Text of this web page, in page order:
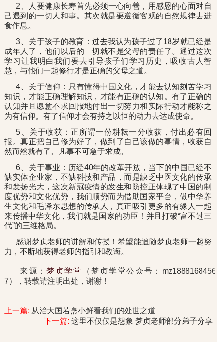
2、人要健康长寿首先必须一心向善，用感恩的心面对自
己遇到的一切人和事。其次就是要遵循客观的自然规律去进
食作息。
3、关于孩子的教育：过去我认为孩子过了18岁就已经是
成年人了，他们以后的一切就不是父母的责任了。通过这次
学习让我明白我们要去引导孩子们学习历史，吸收古人智
慧，与他们一起修行才是正确的父母之道。
4、关于信仰：只有懂得中国文化，才能去认知刻苦学习
知识，才能正确理解知识，才能有正确的认知。有了正确的
认知并且愿意不求回报地付出一切努力和实际行动才能称之
为有信仰。有了信仰才会有持之以恒的动力去达成使命。
5、关于收获：正所谓一份耕耘一分收获，付出必有回
报。真正把自己修为好了，做到了自己该做的事情，收获自
然而然就有了。凡事不可急于求成。
6、关于事业：历经40年的改革开放，当下的中国已经不
缺实体企业家，不缺科技和产品，而是缺乏中医文化的传承
和发扬光大，这次新冠疫情的发生和防控正体现了中国的制
度优势和文化优势，我们顺势而为借助国家平台，做中华养
生文化和毛泽东思想的传承人，真正吸引更多的有缘人一起
来传播中华文化，我们就是国家的功臣！并且打破“富不过三
代”的三维格局。
感谢梦贞老师的讲解和传授！希望能追随梦贞老师一起努
力，不断地获得老师的指引和教诲。
来源：梦贞学堂
（梦贞学堂公众号：mz1888168456
7），转载请注明出处，谢谢！
上一篇: 从治大国若烹小鲜看我们的处世之道
下一篇: 这里不仅仅是想象 梦贞老师部分弟子分享